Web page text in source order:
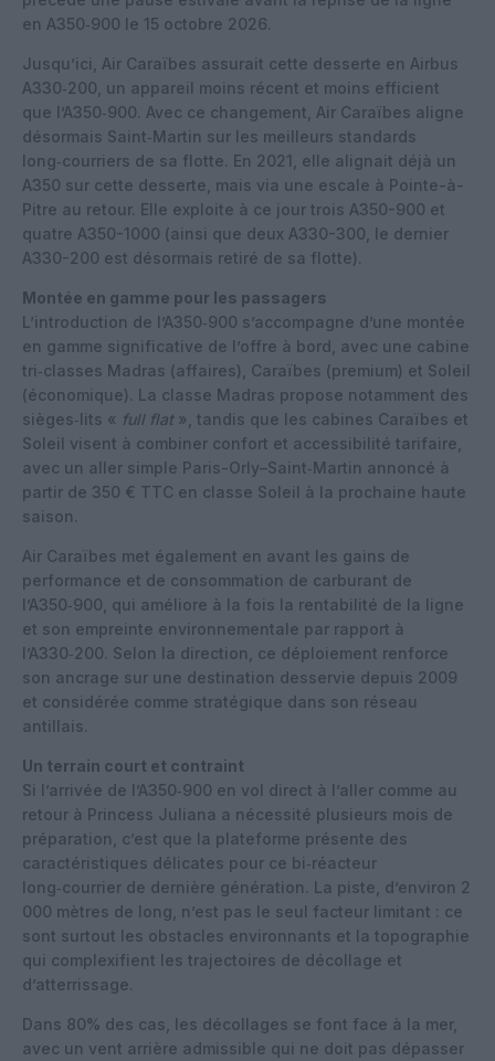
en A350‑900 le 15 octobre 2026.
Jusqu’ici, Air Caraïbes assurait cette desserte en Airbus
A330‑200, un appareil moins récent et moins efficient
que l’A350‑900. Avec ce changement, Air Caraïbes aligne
désormais Saint‑Martin sur les meilleurs standards
long‑courriers de sa flotte. En 2021, elle alignait déjà un
A350 sur cette desserte, mais via une escale à Pointe-à-
Pitre au retour. Elle exploite à ce jour trois A350-900 et
quatre A350-1000 (ainsi que deux A330-300, le dernier
A330-200 est désormais retiré de sa flotte).
Montée en gamme pour les passagers
L’introduction de l’A350‑900 s’accompagne d’une montée
en gamme significative de l’offre à bord, avec une cabine
tri‑classes Madras (affaires), Caraïbes (premium) et Soleil
(économique). La classe Madras propose notamment des
sièges‑lits « full flat », tandis que les cabines Caraïbes et
Soleil visent à combiner confort et accessibilité tarifaire,
avec un aller simple Paris-Orly–Saint‑Martin annoncé à
partir de 350 € TTC en classe Soleil à la prochaine haute
saison.
Air Caraïbes met également en avant les gains de
performance et de consommation de carburant de
l’A350‑900, qui améliore à la fois la rentabilité de la ligne
et son empreinte environnementale par rapport à
l’A330‑200. Selon la direction, ce déploiement renforce
son ancrage sur une destination desservie depuis 2009
et considérée comme stratégique dans son réseau
antillais.
Un terrain court et contraint
Si l’arrivée de l’A350‑900 en vol direct à l’aller comme au
retour à Princess Juliana a nécessité plusieurs mois de
préparation, c’est que la plateforme présente des
caractéristiques délicates pour ce bi‑réacteur
long‑courrier de dernière génération. La piste, d’environ 2
000 mètres de long, n’est pas le seul facteur limitant : ce
sont surtout les obstacles environnants et la topographie
qui complexifient les trajectoires de décollage et
d’atterrissage.
Dans 80% des cas, les décollages se font face à la mer,
avec un vent arrière admissible qui ne doit pas dépasser